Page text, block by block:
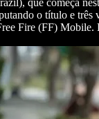
o título e três
Fire (FF)